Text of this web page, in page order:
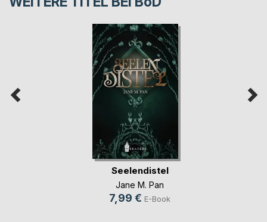
Seelendistel
Jane M. Pan
7,99 € E-Book